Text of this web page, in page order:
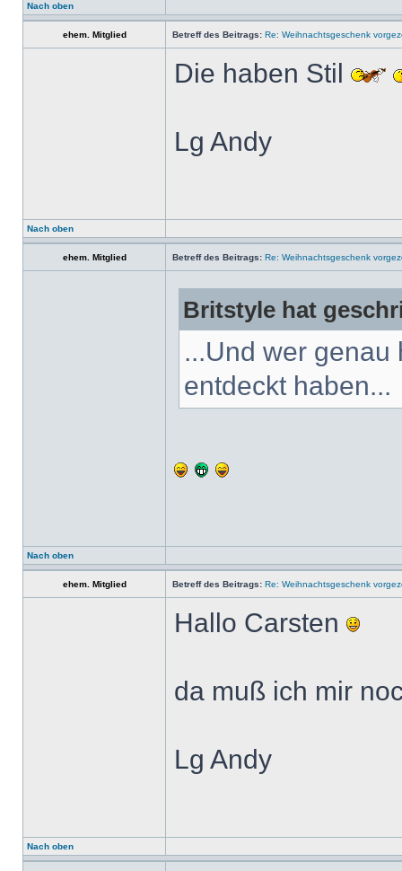
Nach oben
ehem. Mitglied Betreff des Beitrags: Re: Weihnachtsgeschenk
Die haben Stil
Lg Andy
Nach oben
ehem. Mitglied Betreff des Beitrags: Re: Weihnachtsgeschenk
Britstyle hat
...Und wer genau
entdeckt haben...
Nach oben
ehem. Mitglied Betreff des Beitrags: Re: Weihnachtsgeschenk
Hallo Carsten
da muß ich mir
Lg Andy
Nach oben